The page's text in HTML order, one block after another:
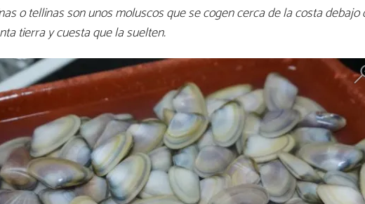
o tellinas son unos moluscos que se cogen cerca de la costa debajo
tierra y cuesta que la suelten.